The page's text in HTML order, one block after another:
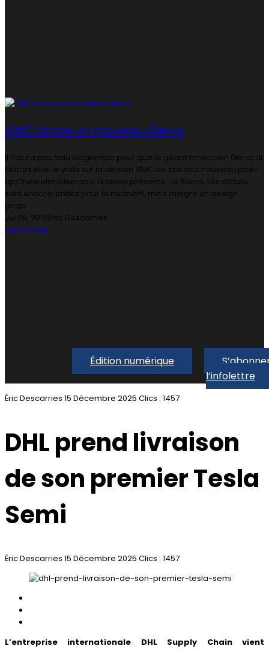
GMC lance un nouveau Sierra
Il n'aura pas fallu longtemps pour que le géant américain General
Motors lève le voile sur la version GMC de son tout nouveau pick-
up Chevrolet Silverado, à peine présenté : le Sierra. Les détails
sont encore limités pour le moment, mais malgré un design
propr...
Jul 09, 2026Éric Descarries
Lire l'article
Édition numérique
l’infolettre
Éric Descarries 15 Décembre 2025 Clics : 1457
DHL prend livraison
de son premier Tesla
Semi
Éric Descarries 15 Décembre 2025 Clics : 1457
L’entreprise internationale DHL Supply Chain vient